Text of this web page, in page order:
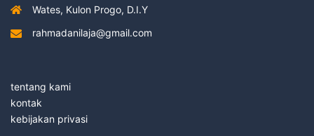
Wates, Kulon Progo, D.I.Y
rahmadanilaja@gmail.com
tentang kami
kontak
kebijakan privasi